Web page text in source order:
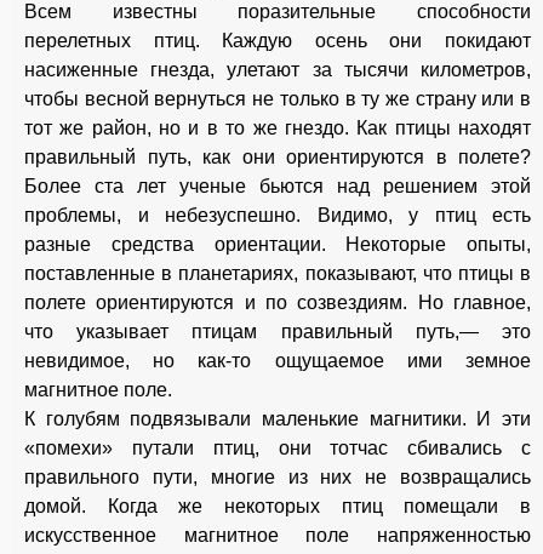
Всем известны поразительные способности
перелетных птиц. Каждую осень они покидают
насиженные гнезда, улетают за тысячи километров,
чтобы весной вернуться не только в ту же страну или в
тот же район, но и в то же гнездо. Как птицы находят
правильный путь, как они ориентируются в полете?
Более ста лет ученые бьются над решением этой
проблемы, и небезуспешно. Видимо, у птиц есть
разные средства ориентации. Некоторые опыты,
поставленные в планетариях, показывают, что птицы в
полете ориентируются и по созвездиям. Но главное,
что указывает птицам правильный путь,— это
невидимое, но как-то ощущаемое ими земное
магнитное поле.
К голубям подвязывали маленькие магнитики. И эти
«помехи» путали птиц, они тотчас сбивались с
правильного пути, многие из них не возвращались
домой. Когда же некоторых птиц помещали в
искусственное магнитное поле напряженностью